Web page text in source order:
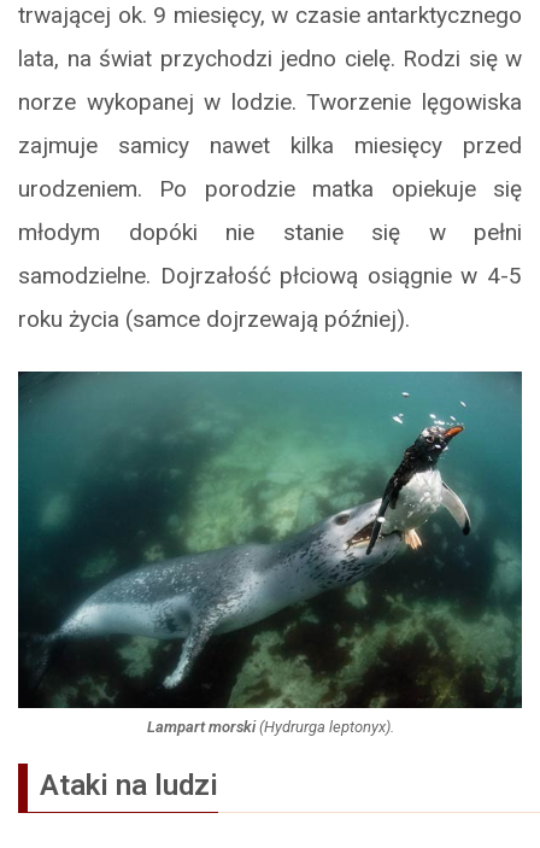
trwającej ok. 9 miesięcy, w czasie antarktycznego
lata, na świat przychodzi jedno cielę. Rodzi się w
norze wykopanej w lodzie. Tworzenie lęgowiska
zajmuje samicy nawet kilka miesięcy przed
urodzeniem. Po porodzie matka opiekuje się
młodym dopóki nie stanie się w pełni
samodzielne. Dojrzałość płciową osiągnie w 4-5
roku życia (samce dojrzewają później).
Lampart morski(Hydrurga leptonyx).
Ataki na ludzi